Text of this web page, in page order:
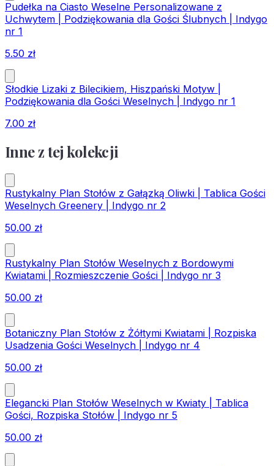
Pudełka na Ciasto Weselne Personalizowane z
Uchwytem | Podziękowania dla Gości Ślubnych | Indygo
nr 1
5.50 zł
Słodkie Lizaki z Bilecikiem, Hiszpański Motyw |
Podziękowania dla Gości Weselnych | Indygo nr 1
7.00 zł
Inne z tej kolekcji
Rustykalny Plan Stołów z Gałązką Oliwki | Tablica Gości
Weselnych Greenery | Indygo nr 2
50.00 zł
Rustykalny Plan Stołów Weselnych z Bordowymi
Kwiatami | Rozmieszczenie Gości | Indygo nr 3
50.00 zł
Botaniczny Plan Stołów z Żółtymi Kwiatami | Rozpiska
Usadzenia Gości Weselnych | Indygo nr 4
50.00 zł
Elegancki Plan Stołów Weselnych w Kwiaty | Tablica
Gości, Rozpiska Stołów | Indygo nr 5
50.00 zł